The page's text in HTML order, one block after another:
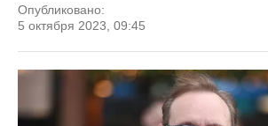
Опубликовано:
5 октября 2023, 09:45